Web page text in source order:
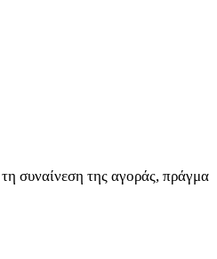
συναίνεση της αγοράς, πράγμα